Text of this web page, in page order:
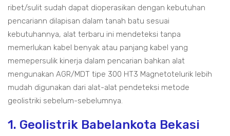
ribet/sulit sudah dapat dioperasikan dengan kebutuhan
pencariann dilapisan dalam tanah batu sesuai
kebutuhannya, alat terbaru ini mendeteksi tanpa
memerlukan kabel benyak atau panjang kabel yang
memepersulik kinerja dalam pencarian bahkan alat
mengunakan AGR/MDT tipe 300 HT3 Magnetotelurik lebih
mudah digunakan dari alat-alat pendeteksi metode
geolistriki sebelum-sebelumnya.
1. Geolistrik Babelankota Bekasi